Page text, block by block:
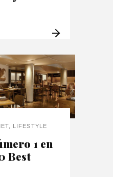
, LIFESTYLE
1 en
Best